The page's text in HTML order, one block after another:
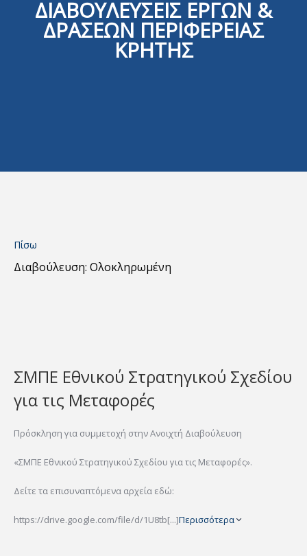
ΔΙΑΒΟΥΛΕΥΣΕΙΣ ΕΡΓΩΝ &
ΔΡΑΣΕΩΝ ΠΕΡΙΦΕΡΕΙΑΣ
ΚΡΗΤΗΣ
Πίσω
Διαβούλευση: Ολοκληρωμένη
ΣΜΠΕ Εθνικού Στρατηγικού Σχεδίου
για τις Μεταφορές
Πρόσκληση για συμμετοχή στην Ανοιχτή Διαβούλευση
«ΣΜΠΕ Εθνικού Στρατηγικού Σχεδίου για τις Μεταφορές».
Δείτε τα επισυναπτόμενα αρχεία εδώ:
https://drive.google.com/file/d/1U8tb[...]Περισσότερα